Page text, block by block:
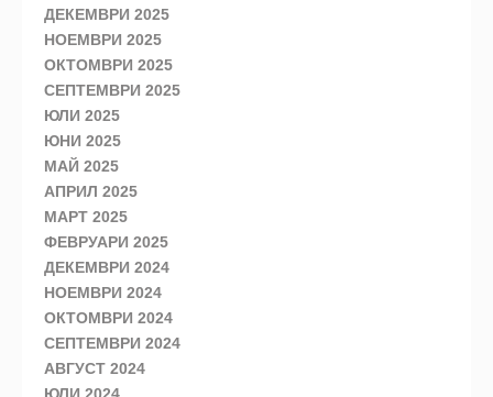
ДЕКЕМВРИ 2025
НОЕМВРИ 2025
ОКТОМВРИ 2025
СЕПТЕМВРИ 2025
ЮЛИ 2025
ЮНИ 2025
МАЙ 2025
АПРИЛ 2025
МАРТ 2025
ФЕВРУАРИ 2025
ДЕКЕМВРИ 2024
НОЕМВРИ 2024
ОКТОМВРИ 2024
СЕПТЕМВРИ 2024
АВГУСТ 2024